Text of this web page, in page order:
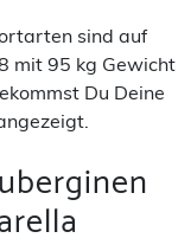
sind auf
mit 95 kg Gewicht
Du Deine